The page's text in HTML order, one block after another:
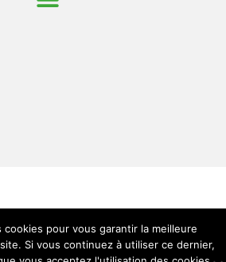
cookies pour vous garantir la meilleure
Si vous continuez à utiliser ce dernier,